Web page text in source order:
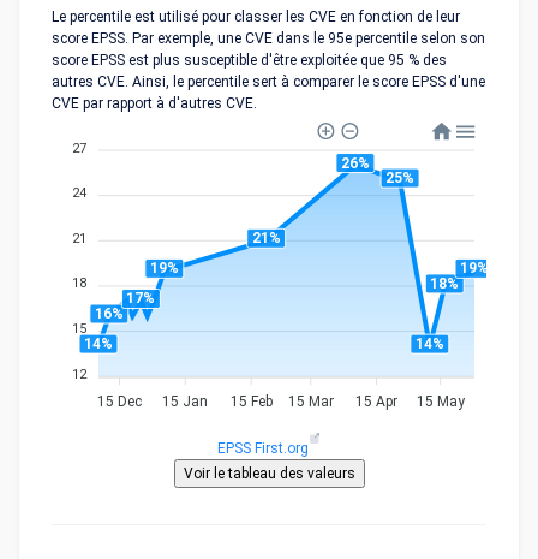
Le percentile est utilisé pour classer les CVE en fonction de leur
score EPSS. Par exemple, une CVE dans le 95e percentile selon son
score EPSS est plus susceptible d'être exploitée que 95 % des
autres CVE. Ainsi, le percentile sert à comparer le score EPSS d'une
CVE par rapport à d'autres CVE.
27
24
21
18
15
12
14%
16%
17%
19%
21%
26%
25%
14%
18%
19%
15 Dec 15 Jan 15 Feb 15 Mar 15 Apr 15 May
EPSS First.org